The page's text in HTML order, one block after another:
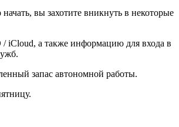
вы захотите вникнуть в некоторые
iCloud, а также информацию для входа в
запас автономной работы.